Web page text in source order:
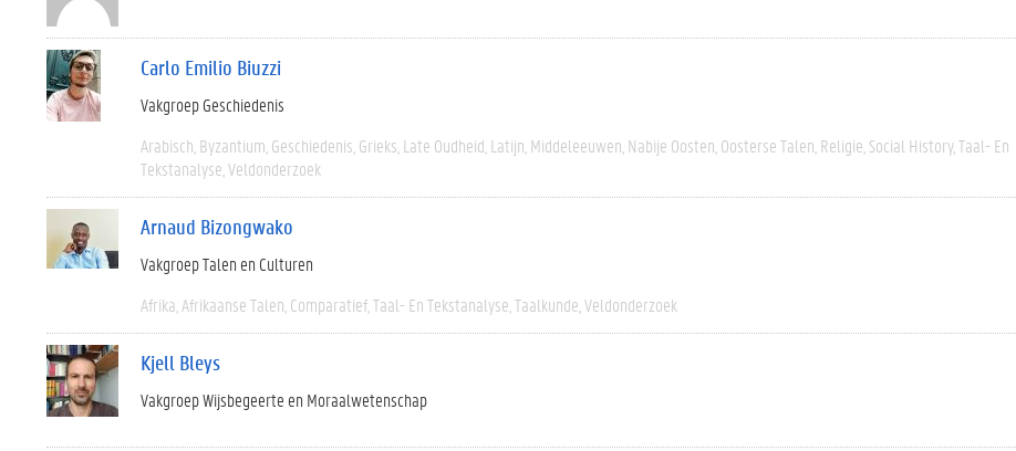
Carlo Emilio Biuzzi
Vakgroep Geschiedenis
Arabisch Byzantium Geschiedenis Grieks Late Oudheid Latijn Middeleeuwen Nabije Oosten Oosterse Talen Religie Social History Taal- En
Tekstanalyse Veldonderzoek
Arnaud Bizongwako
Vakgroep Talen en Culturen
Afrika Afrikaanse Talen Comparatief Taal- En Tekstanalyse Taalkunde Veldonderzoek
Kjell Bleys
Vakgroep Wijsbegeerte en Moraalwetenschap